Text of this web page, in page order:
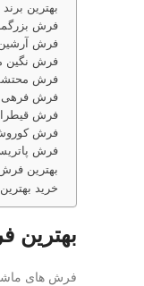
بهترین
فرش
فرش
فرش نگین
فرش
فرش فرهی
فرش
فرش
فرش
بهترین
خرید
بهترین
فرش های